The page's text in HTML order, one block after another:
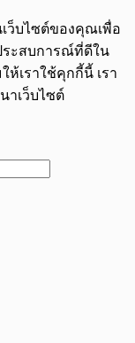
ว็บไซต์ของคุณเพื่อ
ระสบการณ์ที่ดีใน
ห้เราใช้คุกกี้นี้ เรา
าเว็บไซต์